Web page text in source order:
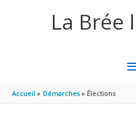
La Brée
Accueil Démarches Élections